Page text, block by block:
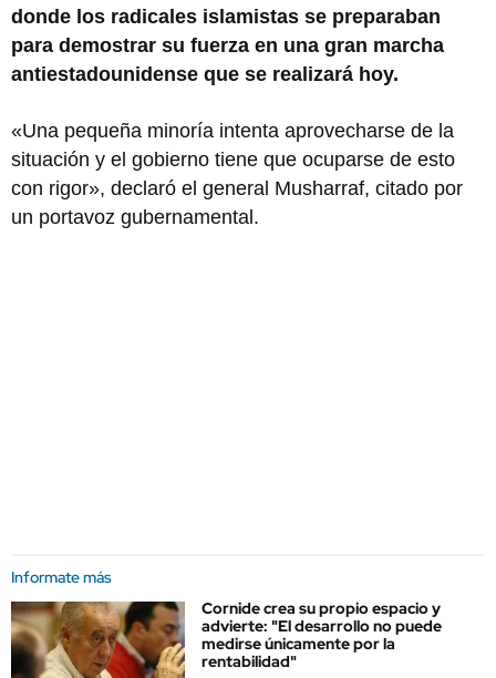
donde los radicales islamistas se preparaban
para demostrar su fuerza en una gran marcha
antiestadounidense que se realizará hoy.
«Una pequeña minoría intenta aprovecharse de la
situación y el gobierno tiene que ocuparse de esto
con rigor», declaró el general Musharraf, citado por
un portavoz gubernamental.
Informate más
Cornide crea su propio espacio y
advierte: "El desarrollo no puede
medirse únicamente por la
rentabilidad"